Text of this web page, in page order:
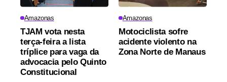
Amazonas
TJAM vota nesta
terça-feira a lista
tríplice para vaga da
advocacia pelo Quinto
Constitucional
Amazonas
Motociclista sofre
acidente violento na
Zona Norte de Manaus